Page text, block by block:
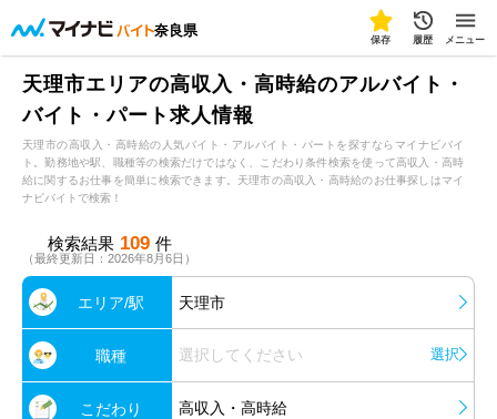
奈良県
保存 履歴 メニュー
天理市エリアの高収入・高時給のアルバイト・
バイト・パート求人情報
天理市の高収入・高時給の人気バイト・アルバイト・パートを探すならマイナビバイ
ト。勤務地や駅、職種等の検索だけではなく、こだわり条件検索を使って高収入・高時
給に関するお仕事を簡単に検索できます。天理市の高収入・高時給のお仕事探しはマイ
ナビバイトで検索！
検索結果 109 件
（最終更新日：2026年8月6日）
エリア/駅 天理市
職種 選択してください 選択
こだわり 高収入・高時給